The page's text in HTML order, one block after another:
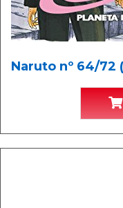
Naruto nº 64/72